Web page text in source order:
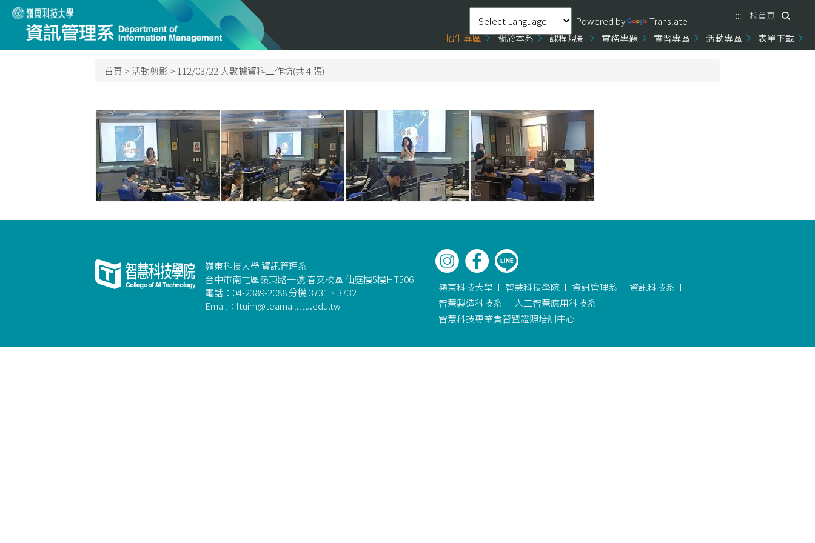
跳
到
要
Powered by Translate ::: 校首頁
招生專區 關於本系 課程規劃 實務專題 實習專區 活動專區 表單下載
首頁 > 活動剪影 > 112/03/22 大數據資料工作坊(共 4 張)
嶺東科技大學 資訊管理系
台中市南屯區嶺東路一號 春安校區 仙庭樓5樓HT506
電話：04-2389-2088 分機 3731、3732
Email：ltuim@teamail.ltu.edu.tw
嶺東科技大學 智慧科技學院 資訊管理系
資訊科技系
智慧製造科技系
人工智慧應用科技系
智慧科技專業實習暨證照培訓中心